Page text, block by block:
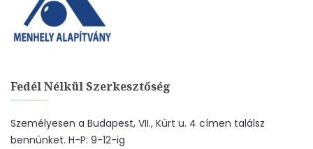
Fedél Nélkül Szerkesztőség
Személyesen a Budapest, VII., Kürt u. 4 címen találsz
bennünket. H-P: 9-12-ig